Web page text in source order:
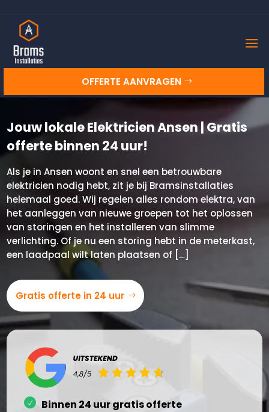
OFFERTE AANVRAGEN
Jouw lokale Elektricien Ansen | Gratis
offerte binnen 24 uur!
Als je in Ansen woont en snel een betrouwbare
elektricien nodig hebt, zit je bij Bramsinstallaties
helemaal goed. Wij regelen alles rondom elektra, van
het aanleggen van nieuwe groepen tot het oplossen
van storingen en het installeren van slimme
verlichting. Of je nu een storing hebt in de meterkast,
een laadpaal wilt laten plaatsen of […]
Gratis offerte in 24 uur
Binnen 24 uur gratis offerte